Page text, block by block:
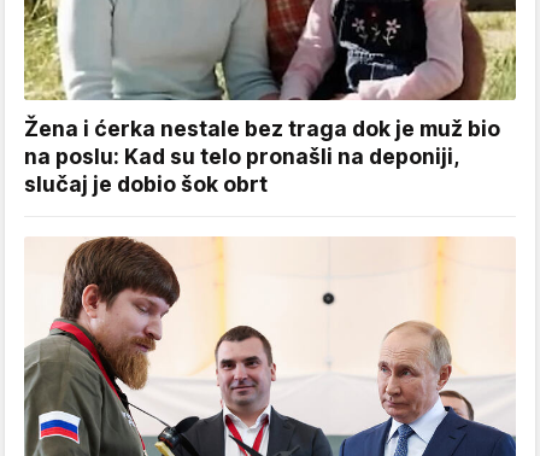
Žena i ćerka nestale bez traga dok je muž bio
na poslu: Kad su telo pronašli na deponiji,
slučaj je dobio šok obrt